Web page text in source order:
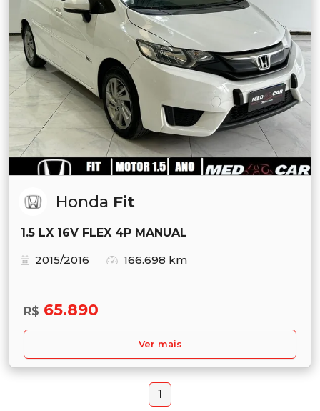
Honda Fit
1.5 LX 16V FLEX 4P MANUAL
2015/2016
166.698 km
R$ 65.890
Ver mais
1